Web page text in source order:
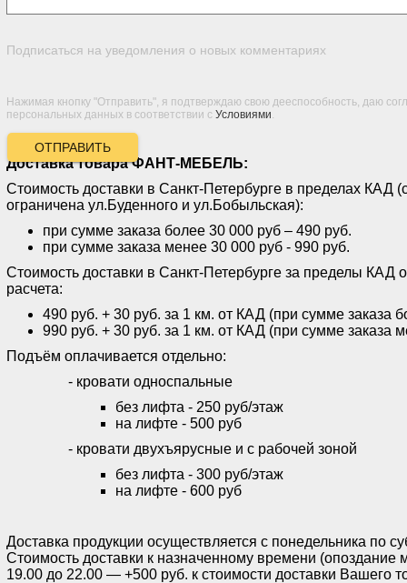
Подписаться на уведомления о новых комментариях
Нажимая кнопку "Отправить", я подтверждаю свою дееспособность, даю
персональных данных в соответствии с Условиями.
ОТПРАВИТЬ
Доставка товара ФАНТ-МЕБЕЛЬ:
Стоимость доставки в Санкт-Петербурге в пределах КАД
ограничена ул.Буденного и ул.Бобыльская):
при сумме заказа более 30 000 руб – 490 руб.
при сумме заказа менее 30 000 руб - 990 руб.
Стоимость доставки в Санкт-Петербурге за пределы КАД
расчета:
490 руб. + 30 руб. за 1 км. от КАД (при сумме заказа
990 руб. + 30 руб. за 1 км. от КАД (при сумме заказа
Подъём оплачивается отдельно:
- кровати односпальные
без лифта - 250 руб/этаж
на лифте - 500 руб
- кровати двухъярусные и с рабочей зоной
без лифта - 300 руб/этаж
на лифте - 600 руб
Доставка продукции осуществляется с понедельника по
Стоимость доставки к назначенному времени (опоздание
19.00 до 22.00 — +500 руб. к стоимости доставки Вашего